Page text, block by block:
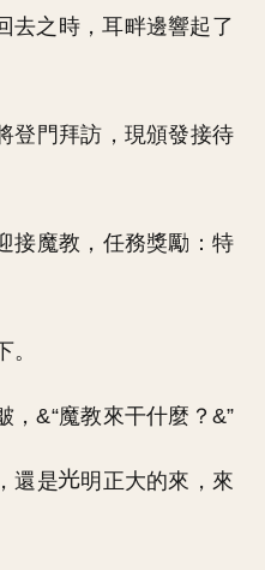
去之時，耳畔邊響起了
登門拜訪，現頒發接待
接魔教，任務獎勵：特
，&“魔教來干什麼？&”
還是
明正大的來，來